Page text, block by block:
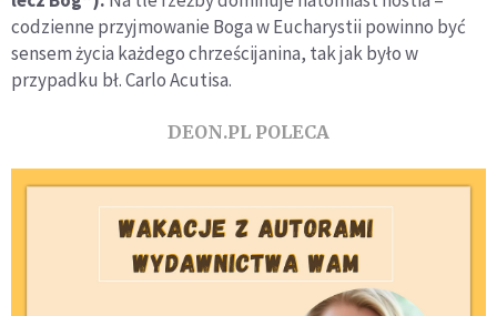
codzienne przyjmowanie Boga w Eucharystii powinno być
sensem życia każdego chrześcijanina, tak jak było w
przypadku bł. Carlo Acutisa.
DEON.PL POLECA